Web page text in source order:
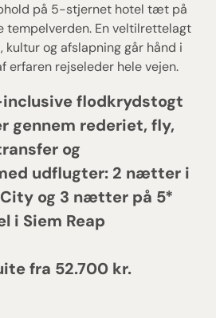
på 5-stjernet hotel tæt på
tempelverden. En veltilrettelagt
kultur og afslapning går hånd i
erfaren rejseleder hele vejen.
flodkrydstogt
gennem rederiet, fly,
og
udflugter: 2 nætter i
og 3 nætter på 5*
i Siem Reap
fra 52.700 kr.